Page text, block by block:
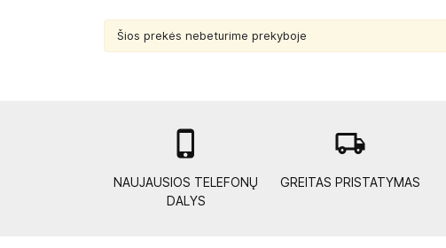
Šios prekės nebeturime prekyboje

NAUJAUSIOS TELEFONŲ
DALYS
local_shipping
GREITAS PRISTATYMAS